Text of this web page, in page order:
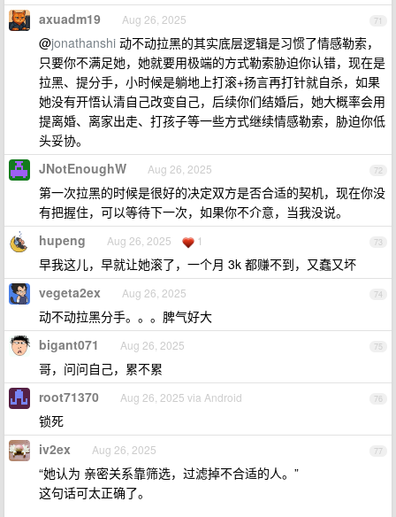
71
axuadm19 Aug 26, 2025
@jonathanshi 动不动拉黑的其实底层逻辑是习惯了情感勒索，
只要你不满足她，她就要用极端的方式勒索胁迫你认错，现在是
拉黑、提分手，小时候是躺地上打滚+扬言再打针就自杀，如果
她没有开悟认清自己改变自己，后续你们结婚后，她大概率会用
提离婚、离家出走、打孩子等一些方式继续情感勒索，胁迫你低
头妥协。
72
JNotEnoughW Aug 26, 2025
第一次拉黑的时候是很好的决定双方是否合适的契机，现在你没
有把握住，可以等待下一次，如果你不介意，当我没说。
73
hupeng Aug 26, 2025 1
早我这儿，早就让她滚了，一个月 3k 都赚不到，又蠢又坏
74
vegeta2ex Aug 26, 2025
动不动拉黑分手。。。脾气好大
75
bigant071 Aug 26, 2025
哥，问问自己，累不累
76
root71370 Aug 26, 2025 via Android
锁死
77
iv2ex Aug 26, 2025
“她认为 亲密关系靠筛选，过滤掉不合适的人。”
这句话可太正确了。